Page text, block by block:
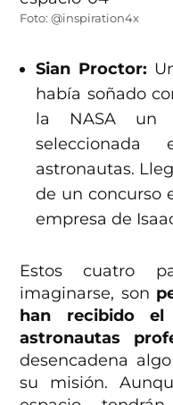
Foto: @inspiration4x
Sian Proctor:
había soñado
la NASA un
astronautas.
de un concurso
empresa de
Estos cuatro
imaginarse, son
han recibido el
astronautas
desencadena
su misión.